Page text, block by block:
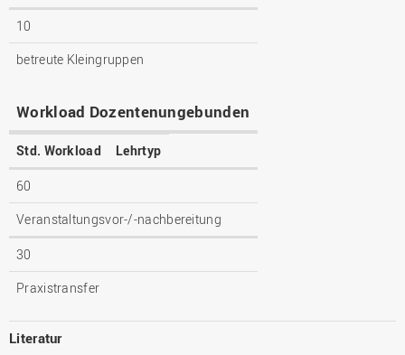
10
betreute Kleingruppen
Workload Dozentenungebunden
Std. Workload Lehrtyp
60
Veranstaltungsvor-/-nachbereitung
30
Praxistransfer
Literatur